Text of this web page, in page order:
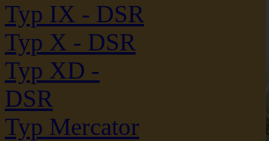
Typ IX - DSR
Typ X - DSR
Typ XD -
DSR
Typ Mercator